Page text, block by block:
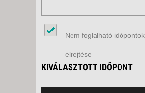
Nem foglalható időpontok
elrejtése
KIVÁLASZTOTT IDŐPONT